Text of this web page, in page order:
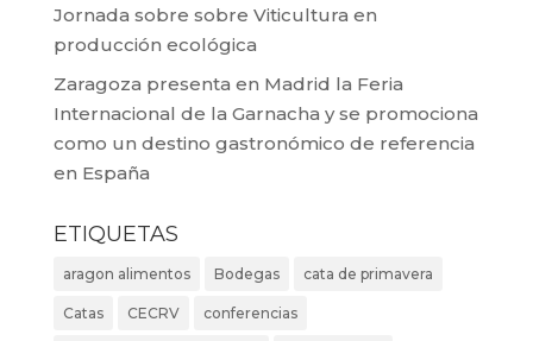
Jornada sobre sobre Viticultura en
producción ecológica
Zaragoza presenta en Madrid la Feria
Internacional de la Garnacha y se promociona
como un destino gastronómico de referencia
en España
ETIQUETAS
aragon alimentos Bodegas cata de primavera
Catas CECRV conferencias